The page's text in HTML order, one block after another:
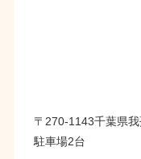
〒270-1143千葉県
駐車場2台